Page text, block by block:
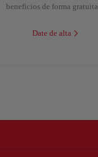
beneficios de forma gratuita
Date de alta